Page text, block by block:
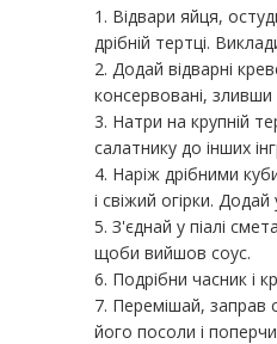
Відвари яйця,
дрібній тертці.
Додай відварні
консервовані,
Натри на крупній
салатнику до інших
Наріж дрібними
і свіжий огірки. Додай
З'єднай у піалі
щоби вийшов соус.
Подрібни часник і
Перемішай, заправ
його посоли і